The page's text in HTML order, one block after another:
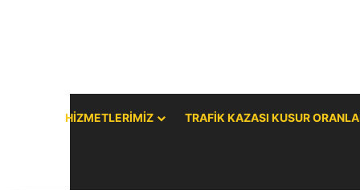
HIZMETLERIMIZ TRAFIK KAZASI KUSUR